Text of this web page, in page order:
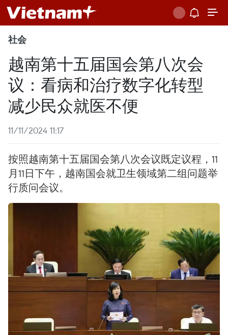
社会
越南第十五届国会第八次会
议：看病和治疗数字化转型
减少民众就医不便
11/11/2024 11:17
按照越南第十五届国会第八次会议既定议程，11
月11日下午，越南国会就卫生领域第二组问题举
行质问会议。